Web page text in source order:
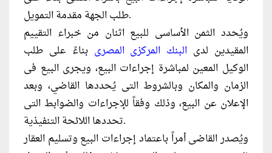
طلب الجهة مقدمة التمويل.
ويُحدد الثمن الأساسى للبيع اثنان من خبراء التقييم
المقيدين لدى البنك المركزى المصرى بناءً على طلب
الوكيل المعين لمباشرة إجراءات البيع، ويجرى البيع فى
الزمان والمكان وبالشروط التى يُحددها القاضي، وبعد
الإعلان عن البيع، وذلك وفقاً للإجراءات والضوابط التى
تحددها اللائحة التنفيذية.
ويُصدر القاضى أمراً باعتماد إجراءات البيع وتسليم العقار